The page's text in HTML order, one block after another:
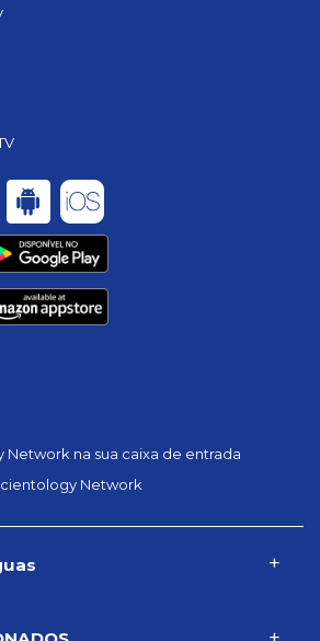
Network na sua caixa de entrada
Network